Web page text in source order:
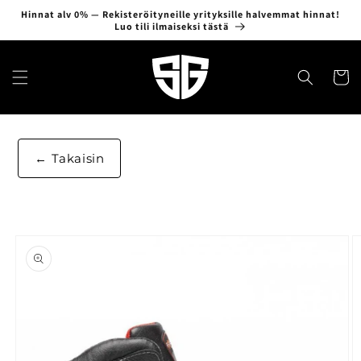
siirry
Hinnat alv 0% — Rekisteröityneille yrityksille halvemmat hinnat!
Luo tili ilmaiseksi tästä
Takaisin
tuotetietoihin